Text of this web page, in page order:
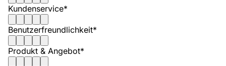
Kundenservice*
Benutzerfreundlichkeit*
Produkt & Angebot*